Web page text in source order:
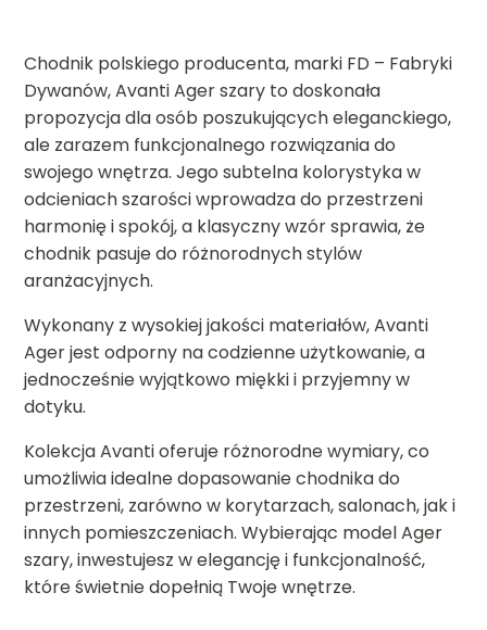
Chodnik polskiego producenta, marki FD – Fabryki
Dywanów, Avanti Ager szary to doskonała
propozycja dla osób poszukujących eleganckiego,
ale zarazem funkcjonalnego rozwiązania do
swojego wnętrza. Jego subtelna kolorystyka w
odcieniach szarości wprowadza do przestrzeni
harmonię i spokój, a klasyczny wzór sprawia, że
chodnik pasuje do różnorodnych stylów
aranżacyjnych.
Wykonany z wysokiej jakości materiałów, Avanti
Ager jest odporny na codzienne użytkowanie, a
jednocześnie wyjątkowo miękki i przyjemny w
dotyku.
Kolekcja Avanti oferuje różnorodne wymiary, co
umożliwia idealne dopasowanie chodnika do
przestrzeni, zarówno w korytarzach, salonach, jak i
innych pomieszczeniach. Wybierając model Ager
szary, inwestujesz w elegancję i funkcjonalność,
które świetnie dopełnią Twoje wnętrze.